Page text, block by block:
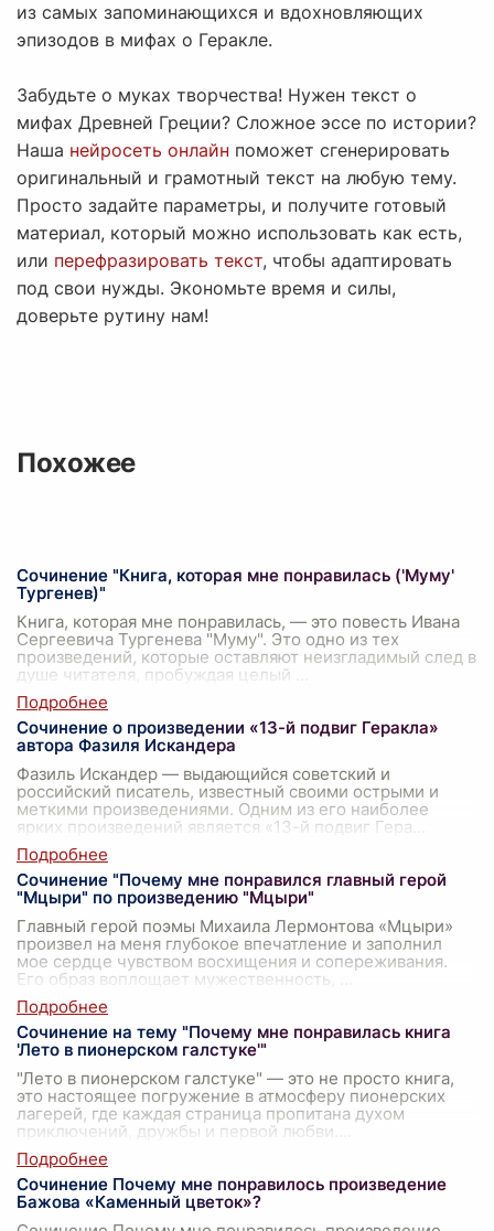
из самых запоминающихся и вдохновляющих
эпизодов в мифах о Геракле.
Забудьте о муках творчества! Нужен текст о
мифах Древней Греции? Сложное эссе по истории?
Наша нейросеть онлайн поможет сгенерировать
оригинальный и грамотный текст на любую тему.
Просто задайте параметры, и получите готовый
материал, который можно использовать как есть,
или перефразировать текст, чтобы адаптировать
под свои нужды. Экономьте время и силы,
доверьте рутину нам!
Похожее
Сочинение "Книга, которая мне понравилась ('Муму'
Тургенев)"
Книга, которая мне понравилась, — это повесть Ивана
Сергеевича Тургенева "Муму". Это одно из тех
произведений, которые оставляют неизгладимый след в
душе читателя, пробуждая целый
Сочинение о произведении «13-й подвиг Геракла»
автора Фазиля Искандера
Фазиль Искандер — выдающийся советский и
российский писатель, известный своими острыми и
меткими произведениями. Одним из его наиболее
ярких произведений является «13-й подвиг Гера
Сочинение "Почему мне понравился главный герой
"Мцыри" по произведению "Мцыри"
Главный герой поэмы Михаила Лермонтова «Мцыри»
произвел на меня глубокое впечатление и заполнил
мое сердце чувством восхищения и сопереживания.
Его образ воплощает мужественность,
Сочинение на тему "Почему мне понравилась книга
'Лето в пионерском галстуке'"
"Лето в пионерском галстуке" — это не просто книга,
это настоящее погружение в атмосферу пионерских
лагерей, где каждая страница пропитана духом
приключений, дружбы и первой любви.
Сочинение Почему мне понравилось произведение
Бажова «Каменный цветок»?